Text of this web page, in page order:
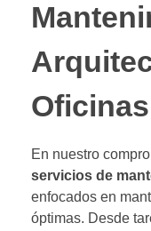
Oficinas
En nuestro
servicios de
enfocados en
óptimas. Desde